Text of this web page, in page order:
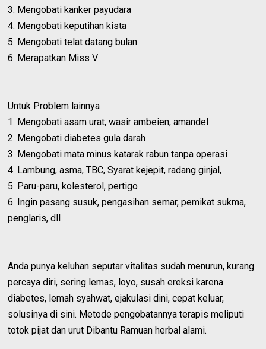
3. Mengobati kanker payudara
4. Mengobati keputihan kista
5. Mengobati telat datang bulan
6. Merapatkan Miss V
Untuk Problem lainnya
1. Mengobati asam urat, wasir ambeien, amandel
2. Mengobati diabetes gula darah
3. Mengobati mata minus katarak rabun tanpa operasi
4. Lambung, asma, TBC, Syarat kejepit, radang ginjal,
5. Paru-paru, kolesterol, pertigo
6. Ingin pasang susuk, pengasihan semar, pemikat sukma,
penglaris, dll
Anda punya keluhan seputar vitalitas sudah menurun, kurang
percaya diri, sering lemas, loyo, susah ereksi karena
diabetes, lemah syahwat, ejakulasi dini, cepat keluar,
solusinya di sini. Metode pengobatannya terapis meliputi
totok pijat dan urut Dibantu Ramuan herbal alami.